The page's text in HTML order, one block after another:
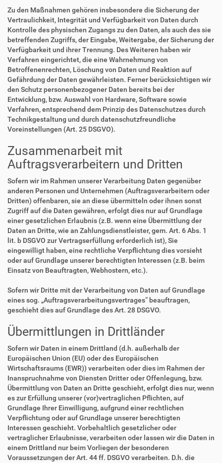
Zu den Maßnahmen gehören insbesondere die Sicherung der
Vertraulichkeit, Integrität und Verfügbarkeit von Daten durch
Kontrolle des physischen Zugangs zu den Daten, als auch des sie
betreffenden Zugriffs, der Eingabe, Weitergabe, der Sicherung der
Verfügbarkeit und ihrer Trennung. Des Weiteren haben wir
Verfahren eingerichtet, die eine Wahrnehmung von
Betroffenenrechten, Löschung von Daten und Reaktion auf
Gefährdung der Daten gewährleisten. Ferner berücksichtigen wir
den Schutz personenbezogener Daten bereits bei der
Entwicklung, bzw. Auswahl von Hardware, Software sowie
Verfahren, entsprechend dem Prinzip des Datenschutzes durch
Technikgestaltung und durch datenschutzfreundliche
Voreinstellungen (Art. 25 DSGVO).
Zusammenarbeit mit
Auftragsverarbeitern und Dritten
Sofern wir im Rahmen unserer Verarbeitung Daten gegenüber
anderen Personen und Unternehmen (Auftragsverarbeitern oder
Dritten) offenbaren, sie an diese übermitteln oder ihnen sonst
Zugriff auf die Daten gewähren, erfolgt dies nur auf Grundlage
einer gesetzlichen Erlaubnis (z.B. wenn eine Übermittlung der
Daten an Dritte, wie an Zahlungsdienstleister, gem. Art. 6 Abs. 1
lit. b DSGVO zur Vertragserfüllung erforderlich ist), Sie
eingewilligt haben, eine rechtliche Verpflichtung dies vorsieht
oder auf Grundlage unserer berechtigten Interessen (z.B. beim
Einsatz von Beauftragten, Webhostern, etc.).
Sofern wir Dritte mit der Verarbeitung von Daten auf Grundlage
eines sog. „Auftragsverarbeitungsvertrages“ beauftragen,
geschieht dies auf Grundlage des Art. 28 DSGVO.
Übermittlungen in Drittländer
Sofern wir Daten in einem Drittland (d.h. außerhalb der
Europäischen Union (EU) oder des Europäischen
Wirtschaftsraums (EWR)) verarbeiten oder dies im Rahmen der
Inanspruchnahme von Diensten Dritter oder Offenlegung, bzw.
Übermittlung von Daten an Dritte geschieht, erfolgt dies nur, wenn
es zur Erfüllung unserer (vor)vertraglichen Pflichten, auf
Grundlage Ihrer Einwilligung, aufgrund einer rechtlichen
Verpflichtung oder auf Grundlage unserer berechtigten
Interessen geschieht. Vorbehaltlich gesetzlicher oder
vertraglicher Erlaubnisse, verarbeiten oder lassen wir die Daten in
einem Drittland nur beim Vorliegen der besonderen
Voraussetzungen der Art. 44 ff. DSGVO verarbeiten. D.h. die